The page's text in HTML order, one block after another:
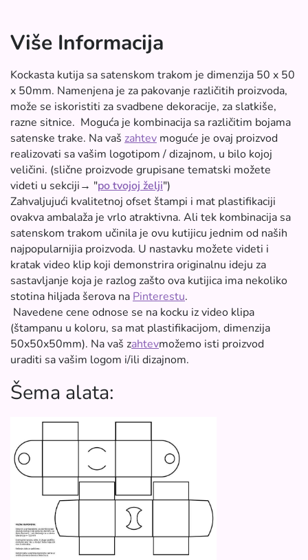
Više Informacija
Kockasta kutija sa satenskom trakom je dimenzija 50 x 50
x 50mm. Namenjena je za pakovanje različitih proizvoda,
može se iskoristiti za svadbene dekoracije, za slatkiše,
razne sitnice. Moguća je kombinacija sa različitim bojama
satenske trake. Na vaš zahtev moguće je ovaj proizvod
realizovati sa vašim logotipom / dizajnom, u bilo kojoj
veličini. (slične proizvode grupisane tematski možete
videti u sekciji→ "po tvojoj želji")
Zahvaljujući kvalitetnoj ofset štampi i mat plastifikaciji
ovakva ambalaža je vrlo atraktivna. Ali tek kombinacija sa
satenskom trakom učinila je ovu kutijicu jednim od naših
najpopularnijia proizvoda. U nastavku možete videti i
kratak video klip koji demonstrira originalnu ideju za
sastavljanje koja je razlog zašto ova kutijica ima nekoliko
stotina hiljada šerova na Pinterestu.
Navedene cene odnose se na kocku iz video klipa
(štampanu u koloru, sa mat plastifikacijom, dimenzija
50x50x50mm). Na vaš zahtevmožemo isti proizvod
uraditi sa vašim logom i/ili dizajnom.
Šema alata: